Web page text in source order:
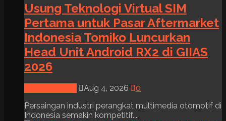
Usung Teknologi Virtual SIM
Pertama untuk Pasar Aftermarket
Indonesia Tomiko Luncurkan
Head Unit Android RX2 di GIIAS
2026
Aug 4, 2026
0
Persaingan industri perangkat multimedia otomotif di
Indonesia semakin kompetitif....